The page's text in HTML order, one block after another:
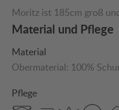
Moritz ist 185cm groß
Material und Pflege
Material
Obermaterial: 100%
Pflege